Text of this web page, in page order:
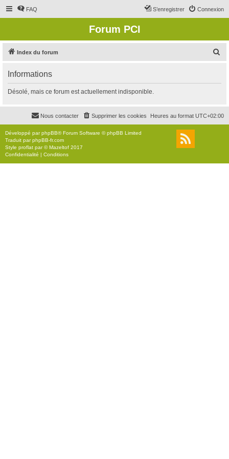
FAQ Connexion
S’enregistrer
Forum PCI
Index du forum
r
c
r
Informations
Désolé, mais ce forum est actuellement indisponible.
Heures au format UTC+02:00
Supprimer les cookies
Nous contacter
Développé parphpBB® Forum Software © phpBB Limited
Traduit parphpBB-fr.com
Style proflat par ©Mazeltof 2017
Confidentialité | Conditions